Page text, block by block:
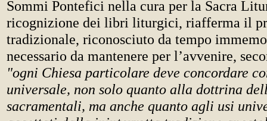
Sommi Pontefici nella cura per la Sacra
ricognizione dei libri liturgici, riafferma il
tradizionale, riconosciuto da tempo
necessario da mantenere per l’avvenire,
"ogni Chiesa particolare deve concordare
universale, non solo quanto alla dottrina
sacramentali, ma anche quanto agli usi